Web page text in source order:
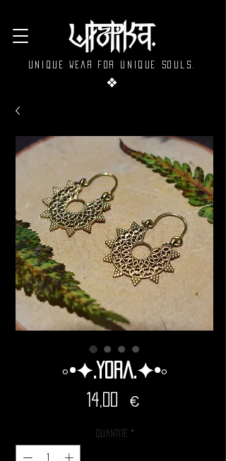
Unique wear for unique souls.
❖
◦•✦.Yora.✦•◦
14,00 €Prix
Quantité *